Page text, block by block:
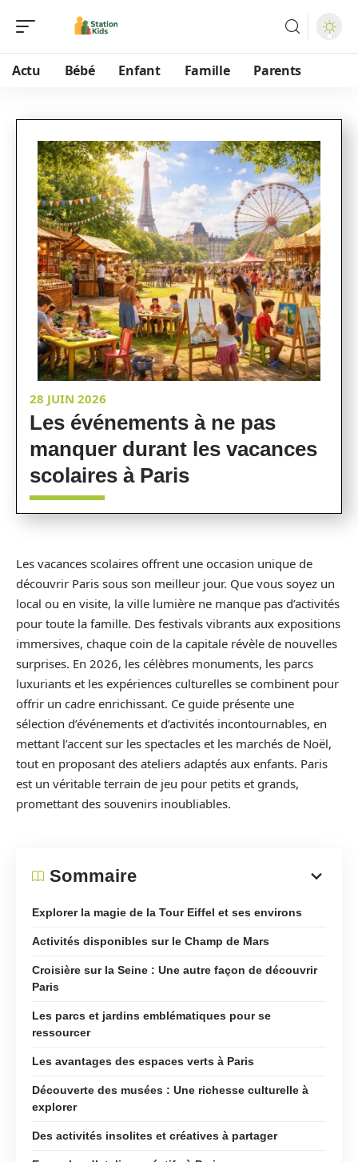
Actu Bébé Enfant Famille Parents
28 JUIN 2026
Les événements à ne pas
manquer durant les vacances
scolaires à Paris
Les vacances scolaires offrent une occasion unique de
découvrir Paris sous son meilleur jour. Que vous soyez un
local ou en visite, la ville lumière ne manque pas d’activités
pour toute la famille. Des festivals vibrants aux expositions
immersives, chaque coin de la capitale révèle de nouvelles
surprises. En 2026, les célèbres monuments, les parcs
luxuriants et les expériences culturelles se combinent pour
offrir un cadre enrichissant. Ce guide présente une
sélection d’événements et d’activités incontournables, en
mettant l’accent sur les spectacles et les marchés de Noël,
tout en proposant des ateliers adaptés aux enfants. Paris
est un véritable terrain de jeu pour petits et grands,
promettant des souvenirs inoubliables.
Sommaire
Explorer la magie de la Tour Eiffel et ses environs
Activités disponibles sur le Champ de Mars
Croisière sur la Seine : Une autre façon de découvrir
Paris
Les parcs et jardins emblématiques pour se
ressourcer
Les avantages des espaces verts à Paris
Découverte des musées : Une richesse culturelle à
explorer
Des activités insolites et créatives à partager